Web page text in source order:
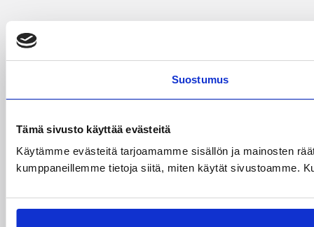
Suostumus
Tämä sivusto käyttää evästeitä
Käytämme evästeitä tarjoamamme sisällön ja mainosten
kumppaneillemme tietoja siitä, miten käytät sivustoamme.